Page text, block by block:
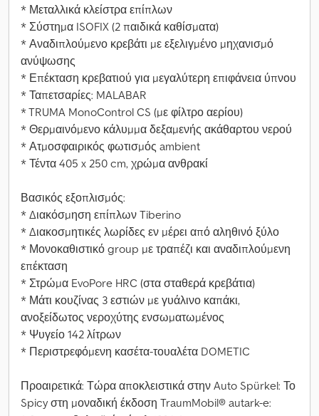
* Μεταλλικά κλείστρα επίπλων
* Σύστημα ISOFIX (2 παιδικά καθίσματα)
* Αναδιπλούμενο κρεβάτι με εξελιγμένο μηχανισμό
ανύψωσης
* Επέκταση κρεβατιού για μεγαλύτερη επιφάνεια ύπνου
* Ταπετσαρίες: MALABAR
* TRUMA MonoControl CS (με φίλτρο αερίου)
* Θερμαινόμενο κάλυμμα δεξαμενής ακάθαρτου νερού
* Ατμοσφαιρικός φωτισμός ambient
* Τέντα 405 x 250 cm, χρώμα ανθρακί
Βασικός εξοπλισμός:
* Διακόσμηση επίπλων Tiberino
* Διακοσμητικές λωρίδες εν μέρει από αληθινό ξύλο
* Μονοκαθιστικό group με τραπέζι και αναδιπλούμενη
επέκταση
* Στρώμα EvoPore HRC (στα σταθερά κρεβάτια)
* Μάτι κουζίνας 3 εστιών με γυάλινο καπάκι,
ανοξείδωτος νεροχύτης ενσωματωμένος
* Ψυγείο 142 λίτρων
* Περιστρεφόμενη κασέτα-τουαλέτα DOMETIC
Προαιρετικά: Τώρα αποκλειστικά στην Auto Spürkel: Το
Spicy στη μοναδική έκδοση TraumMobil® autark-e: